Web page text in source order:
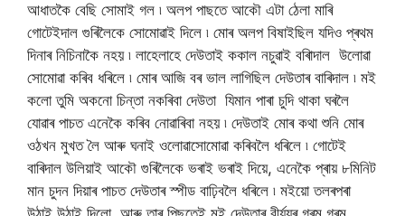
আধাতকৈ বেছি সোমাই গল ৷ অলপ পাছতে আকৌ এটা ঠেলা মাৰি
গোটেইদাল গুৰিলৈকে সোমোৱাই দিলে ৷ মোৰ অলপ বিষাইছিল যদিও প্ৰথম
দিনাৰ নিচিনাকৈ নহয় ৷ লাহেলাহে দেউতাই ককাল নচুৱাই বৰািদাল উলোৱা
সোমোৱা কৰিব ধৰিলে ৷ মোৰ আজি বৰ ভাল লাগিছিল দেউতাৰ বাৰিদাল ৷ মই
কলো তুমি অকনো চিন্তা নকৰিবা দেউতা যিমান পাৰা চুদি থাকা ঘৰলৈ
যোৱাৰ পাচত এনেকৈ কৰিব নোৱাৰিবা নহয় ৷ দেউতাই মোৰ কথা শুনি মোৰ
ওঠখন মুখত লৈ আৰু ঘনাই ওলোৱাসোমোৱা কৰিবলৈ ধৰিলে ৷ গোটেই
বাৰিদাল উলিয়াই আকৌ গুৰিলৈকে ভৰাই ভৰাই দিয়ে, এনেকৈ প্ৰায় ৮মিনিট
মান চুদন দিয়াৰ পাচত দেউতাৰ স্পীড বাঢ়িবলৈ ধৰিলে ৷ মইয়ো তলৰপৰা